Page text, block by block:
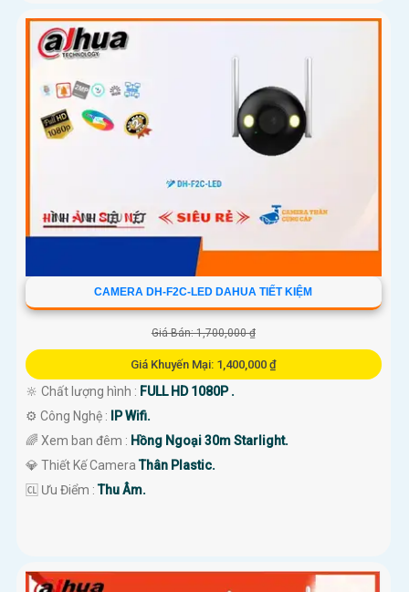
CAMERA DH-F2C-LED DAHUA TIẾT KIỆM
Giá Bán: 1,700,000 ₫
Giá Khuyến Mại: 1,400,000 ₫
🔆 Chất lượng hình : FULL HD 1080P .
⚙ Công Nghệ :
IP Wifi.
🌈 Xem ban đêm : Hồng Ngoại 30m Starlight.
💎 Thiết Kế CameraThân Plastic.
️🆑 Ưu Điểm :Thu Âm.